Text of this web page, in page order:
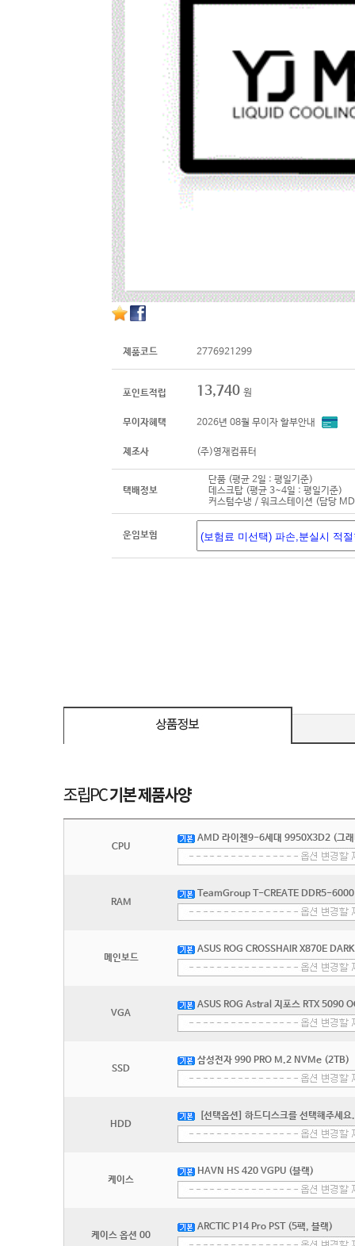
제품코드 2776921299
포인트적립 13,740 원
무이자혜택 2026년 08월 무이자 할부안내
제조사 (주)영재컴퓨터
택배정보
단품 (평균 2일 : 평일기준)
데스크탑 (평균 3~4일 : 평일기준)
커스텀수냉 / 워크스테이션 (담당
운임보험
CPU
AMD 라이젠9-6세대 9950X3D2 (그
RAM
TeamGroup T-CREATE DDR5-
메인보드
ASUS ROG CROSSHAIR X870E
VGA
ASUS ROG Astral 지포스 RTX 5090
SSD
삼성전자 990 PRO M.2 NVMe (2TB)
HDD
[선택옵션] 하드디스크를 선택해주세요.
케이스
HAVN HS 420 VGPU (블랙)
케이스 옵션 00
ARCTIC P14 Pro PST (5팩, 블랙)